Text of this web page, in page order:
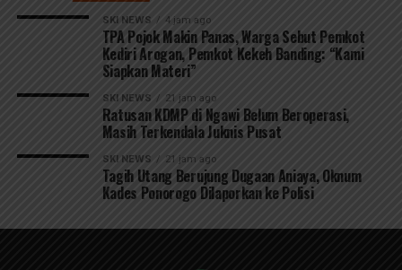
SKI NEWS 4 jam ago
TPA Pojok Makin Panas, Warga Sebut Pemkot
Kediri Arogan, Pemkot Kekeh Banding: “Kami
Siapkan Materi”
SKI NEWS 21 jam ago
Ratusan KDMP di Ngawi Belum Beroperasi,
Masih Terkendala Juknis Pusat
SKI NEWS 21 jam ago
Tagih Utang Berujung Dugaan Aniaya, Oknum
Kades Ponorogo Dilaporkan ke Polisi